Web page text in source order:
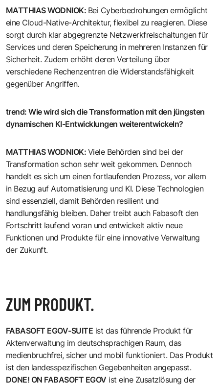
MATTHIAS WODNIOK: Bei Cyberbedrohungen ermöglicht
eine Cloud-Native-Architektur, flexibel zu reagieren. Diese
sorgt durch klar abgegrenzte Netzwerkfreischaltungen für
Services und deren Speicherung in mehreren Instanzen für
Sicherheit. Zudem erhöht deren Verteilung über
verschiedene Rechenzentren die Widerstandsfähigkeit
gegenüber Angriffen.
trend:Wie wird sich die Transformation mit den jüngsten
dynamischen KI-Entwicklungen weiterentwickeln?
MATTHIAS WODNIOK: Viele Behörden sind bei der
Transformation schon sehr weit gekommen. Dennoch
handelt es sich um einen fortlaufenden Prozess, vor allem
in Bezug auf Automatisierung und KI. Diese Technologien
sind essenziell, damit Behörden resilient und
handlungsfähig bleiben. Daher treibt auch Fabasoft den
Fortschritt laufend voran und entwickelt aktiv neue
Funktionen und Produkte für eine innovative Verwaltung
der Zukunft.
ZUM PRODUKT.
FABASOFT EGOV-SUITE ist das führende Produkt für
Aktenverwaltung im deutschsprachigen Raum, das
medienbruchfrei, sicher und mobil funktioniert. Das Produkt
ist den landesspezifischen Gegebenheiten angepasst.
DONE! ON FABASOFT EGOV ist eine Zusatzlösung der